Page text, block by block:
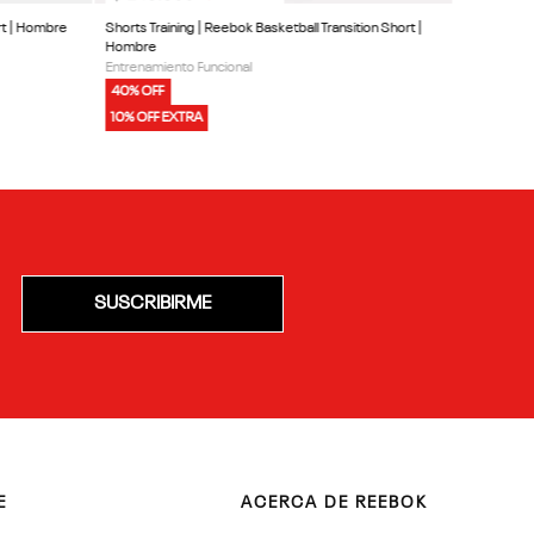
| Hombre
Shorts Training | Reebok Basketball Transition Short |
Hombre
Entrenamiento Funcional
40% OFF
10% OFF EXTRA
SUSCRIBIRME
ACERCA DE REEBOK